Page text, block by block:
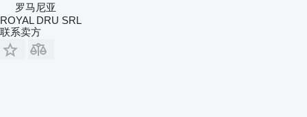
罗马尼亚
ROYAL DRU SRL
联系卖方